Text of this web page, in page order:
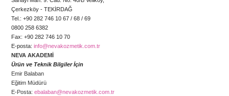
Çerkezköy - TEKİRDAĞ
Tel.: +90 282 746 10 67 / 68 / 69
0800 258 6382
Fax: +90 282 746 10 70
E-posta: info@nevakozmetik.com.tr
NEVA AKADEMİ
Ürün ve Teknik Bilgiler İçin
Emir Balaban
Eğitim Müdürü
E-Posta: ebalaban@nevakozmetik.com.tr